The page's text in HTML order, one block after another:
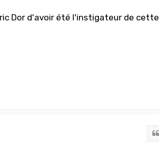
Dor d'avoir été l'instigateur de cette